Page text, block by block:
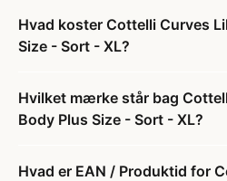
Hvad koster Cottelli Curves
Size - Sort - XL?
Hvilket mærke står bag
Body Plus Size - Sort - XL?
Hvad er EAN / Produktid for